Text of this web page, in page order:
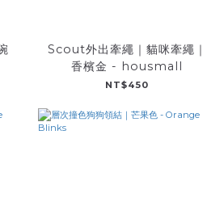
Scout外出牽繩｜貓咪牽繩｜
香檳金 - housmall
NT$450